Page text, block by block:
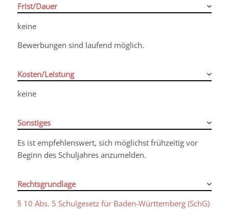
Frist/Dauer
keine
Bewerbungen sind laufend möglich.
Kosten/Leistung
keine
Sonstiges
Es ist empfehlenswert, sich möglichst frühzeitig vor
Beginn des Schuljahres anzumelden.
Rechtsgrundlage
§ 10 Abs. 5 Schulgesetz für Baden-Württemberg (SchG)